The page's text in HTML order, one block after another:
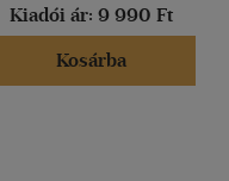
Kiadói ár: 9 990 Ft
Kosárba